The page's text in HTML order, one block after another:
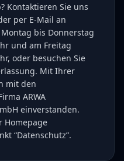
Kontaktieren Sie uns
per E-Mail an
bis Donnerstag
und am Freitag
oder besuchen Sie
Mit Ihrer
mit den
ARWA
einverstanden.
Homepage
“Datenschutz”.